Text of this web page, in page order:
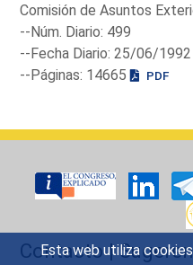
Esta web utiliza
Comisión de Asuntos
--Núm. Diario: 499
--Fecha Diario: 25/06/1992
--Páginas: 14665
PDF
Contacto|